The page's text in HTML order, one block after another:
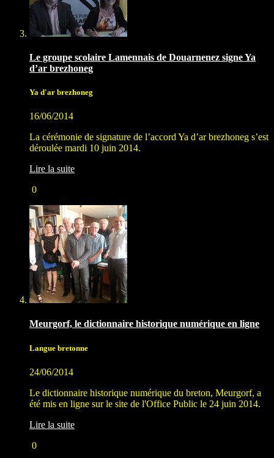
Le groupe scolaire Lamennais de Douarnenez signe Ya
d’ar brezhoneg
Ya d'ar brezhoneg
16/06/2014
La cérémonie de signature de l’accord Ya d’ar brezhoneg s’est
déroulée mardi 10 juin 2014.
Lire la suite
0
Meurgorf, le dictionnaire historique numérique en ligne
Langue bretonne
24/06/2014
Le dictionnaire historique numérique du breton, Meurgorf, a
été mis en ligne sur le site de l'Office Public le 24 juin 2014.
Lire la suite
0